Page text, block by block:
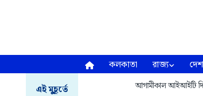
কলকাতা রাজ্য দেশ
এই মুহূর্তে আগামীকাল আইআইটি